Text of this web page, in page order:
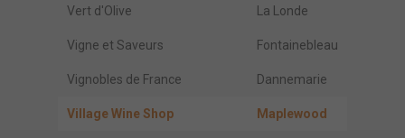
Vert d'Olive La Londe
Vigne et Saveurs Fontainebleau
Vignobles de France Dannemarie
Village Wine Shop Maplewood